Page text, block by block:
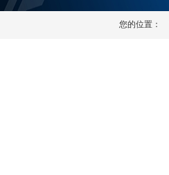
您的位置：